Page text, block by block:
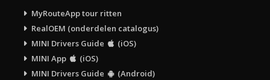
MyRouteApp tour ritten
RealOEM (onderdelen catalogus)
MINI Drivers Guide
(iOS)
MINI App
(iOS)
MINI Drivers Guide
(Android)